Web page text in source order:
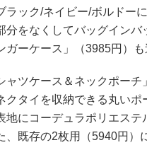
ラック/ネイビー/ボルドー
分をなくしてバッグイン
ガーケース」（3985円）も
ャツケース＆ネックポー
クタイを収納できる丸い
地にコーデュラポリエス
、既存の2枚用（5940円）